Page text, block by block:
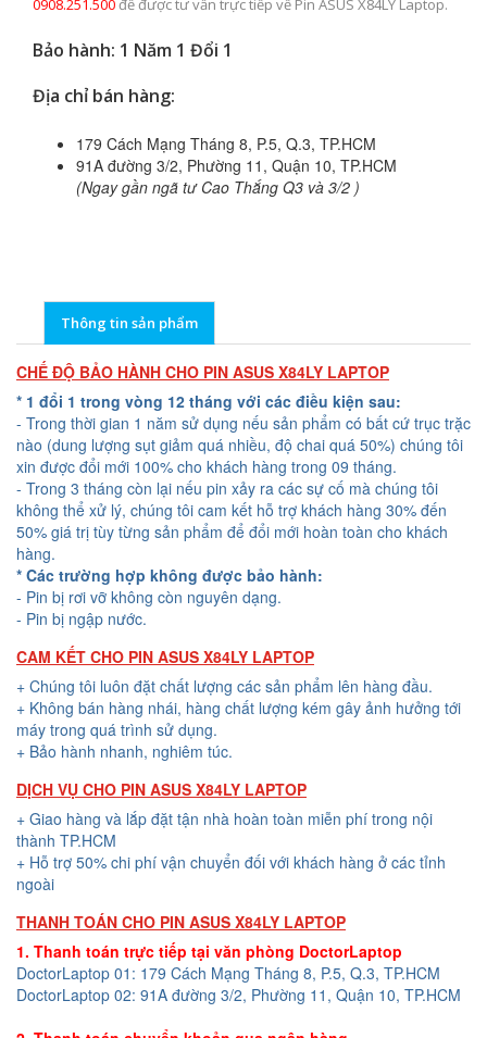
0908.251.500để được tư vấn trực tiếp về Pin ASUS X84LY Laptop.
Bảo hành: 1 Năm 1 Đổi 1
Địa chỉ bán hàng:
179 Cách Mạng Tháng 8, P.5, Q.3, TP.HCM
91A đường 3/2, Phường 11, Quận 10, TP.HCM
(Ngay gần ngã tư Cao Thắng Q3 và 3/2 )
Thông tin sản phẩm
CHẾ ĐỘ BẢO HÀNH CHO PIN ASUS X84LY LAPTOP
* 1 đổi 1 trong vòng 12 tháng với các điều kiện sau:
- Trong thời gian 1 năm sử dụng nếu sản phẩm có bất cứ trục trặc
nào (dung lượng sụt giảm quá nhiều, độ chai quá 50%) chúng tôi
xin được đổi mới 100% cho khách hàng trong 09 tháng.
- Trong 3 tháng còn lại nếu pin xảy ra các sự cố mà chúng tôi
không thể xử lý, chúng tôi cam kết hỗ trợ khách hàng 30% đến
50% giá trị tùy từng sản phẩm để đổi mới hoàn toàn cho khách
hàng.
* Các trường hợp không được bảo hành:
- Pin bị rơi vỡ không còn nguyên dạng.
- Pin bị ngập nước.
CAM KẾT CHO PIN ASUS X84LY LAPTOP
+ Chúng tôi luôn đặt chất lượng các sản phẩm lên hàng đầu.
+ Không bán hàng nhái, hàng chất lượng kém gây ảnh hưởng tới
máy trong quá trình sử dụng.
+ Bảo hành nhanh, nghiêm túc.
DỊCH VỤ CHO PIN ASUS X84LY LAPTOP
+ Giao hàng và lắp đặt tận nhà hoàn toàn miễn phí trong nội
thành TP.HCM
+ Hỗ trợ 50% chi phí vận chuyển đối với khách hàng ở các tỉnh
ngoài
THANH TOÁN CHO PIN ASUS X84LY LAPTOP
1. Thanh toán trực tiếp tại văn phòng DoctorLaptop
DoctorLaptop 01: 179 Cách Mạng Tháng 8, P.5, Q.3, TP.HCM
DoctorLaptop 02: 91A đường 3/2, Phường 11, Quận 10, TP.HCM